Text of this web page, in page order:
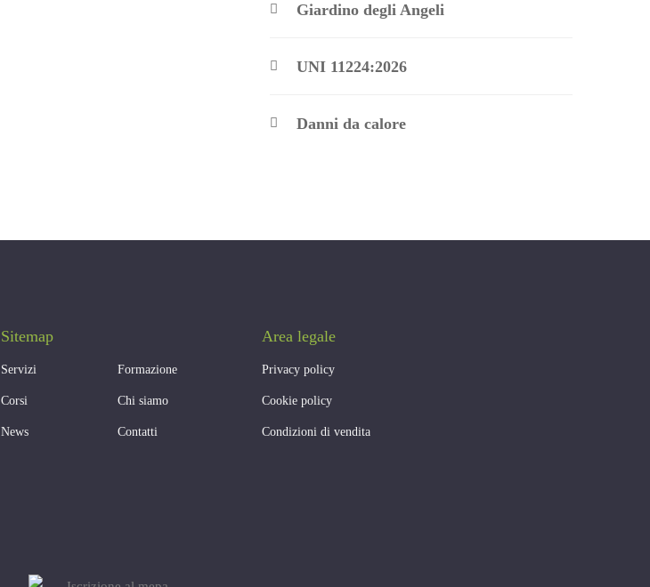
Giardino degli Angeli
UNI 11224:2026
Danni da calore
Sitemap
Servizi Formazione
Corsi Chi siamo
News Contatti
Area legale
Privacy policy
Cookie policy
Condizioni di vendita